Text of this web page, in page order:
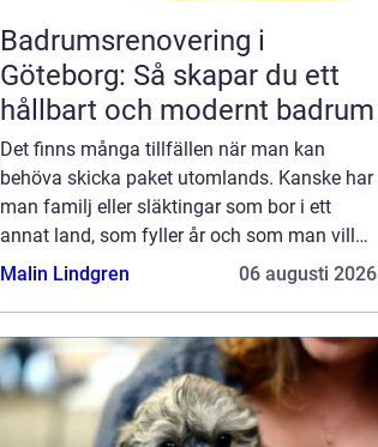
Badrumsrenovering i
Göteborg: Så skapar du ett
hållbart och modernt badrum
Det finns många tillfällen när man kan
behöva skicka paket utomlands. Kanske har
man familj eller släktingar som bor i ett
annat land, som fyller år och som man vill
överraska med en present. Kanske vill man
Malin Lindgren 06 augusti 2026